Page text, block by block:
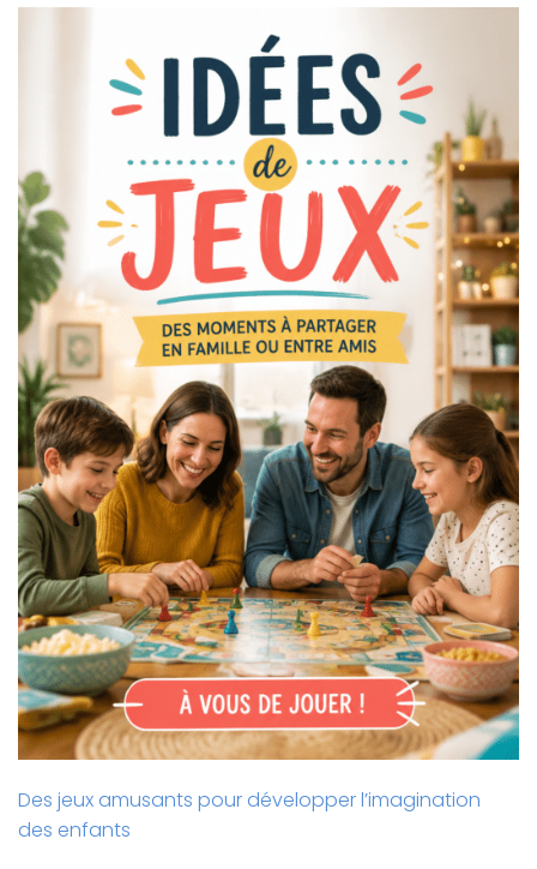
Des jeux amusants pour développer l’imagination
des enfants